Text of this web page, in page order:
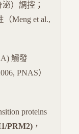
泌）調控；
Meng et al.,
觸發
PNAS）
proteins
PRM2) ，